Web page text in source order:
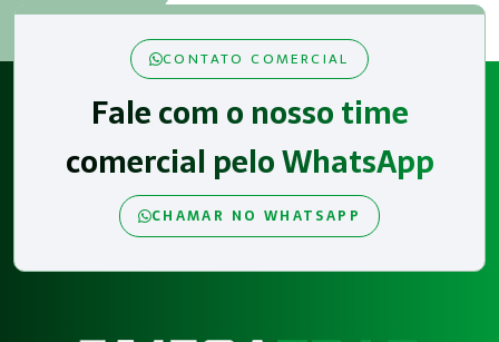
CONTATO COMERCIAL
Fale com o nosso time
comercial pelo WhatsApp
CHAMAR NO WHATSAPP